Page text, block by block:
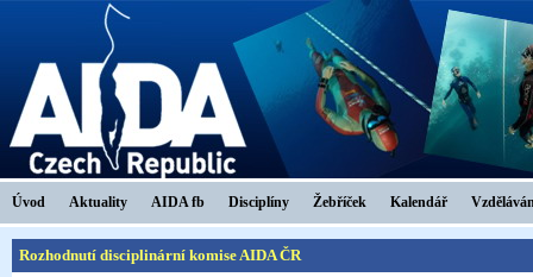
Úvod Aktuality AIDA fb Disciplíny Žebříček Kalendář
Rozhodnutí disciplinární komise AIDA ČR